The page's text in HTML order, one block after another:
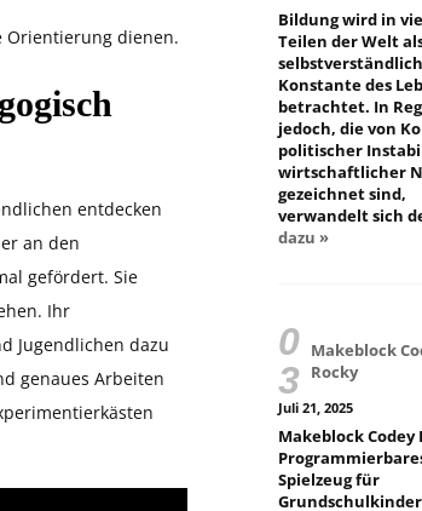
Orientierung dienen.
entdecken
an den
gefördert. Sie
Ihr
Jugendlichen dazu
genaues Arbeiten
Bildung wird in
Teilen der Welt
Konstante des
betrachtet. In
jedoch, die von
politischer
wirtschaftlicher
gezeichnet sind,
verwandelt sich
dazu »
Makeblock
Rocky
Juli 21, 2025
Makeblock Codey
Spielzeug für
Grundschulkinder